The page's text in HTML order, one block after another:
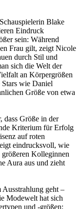
Blake
Eindruck
sein: Während
Frau gilt, zeigt Nicole
durch Stil und
sich die Welt der
an Körpergrößen
wie Daniel
Größe von etwa
dass Größe in der
Kriterium für Erfolg
auf roten
eindrucksvoll, wie
Kolleginnen
Aura aus und zieht
Ausstrahlung geht –
Modewelt hat sich
und -größen;